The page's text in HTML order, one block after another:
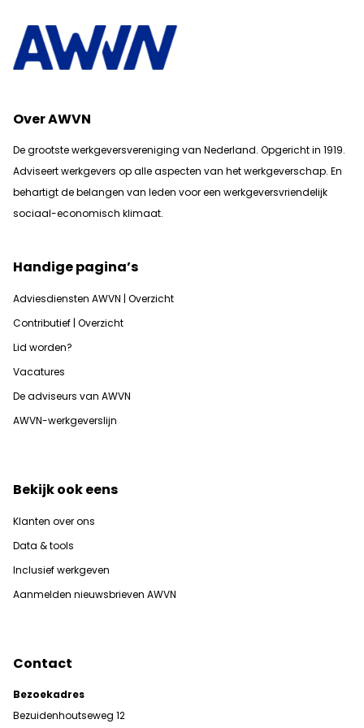
Over AWVN
De grootste werkgeversvereniging van Nederland. Opgericht in 1919.
Adviseert werkgevers op alle aspecten van het werkgeverschap. En
behartigt de belangen van leden voor een werkgeversvriendelijk
sociaal-economisch klimaat.
Handige pagina’s
Adviesdiensten AWVN | Overzicht
Contributief | Overzicht
Lid worden?
Vacatures
De adviseurs van AWVN
AWVN-werkgeverslijn
Bekijk ook eens
Klanten over ons
Data & tools
Inclusief werkgeven
Aanmelden nieuwsbrieven AWVN
Contact
Bezoekadres
Bezuidenhoutseweg 12